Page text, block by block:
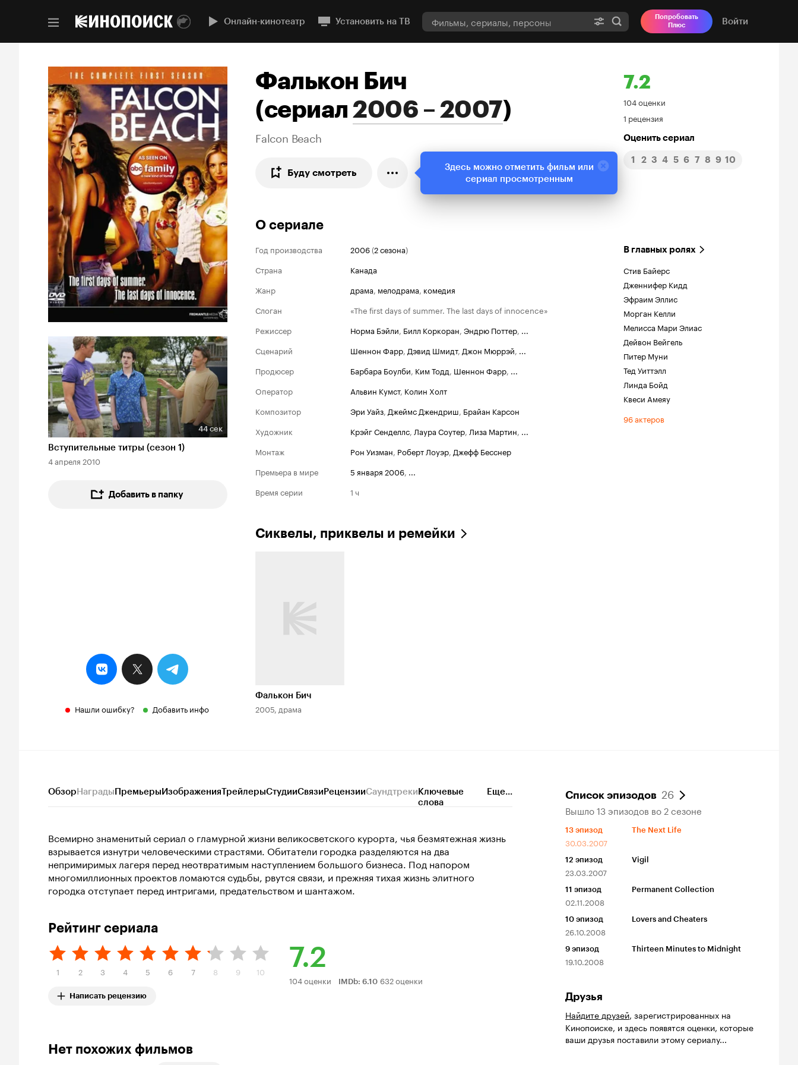
Онлайн-кинотеатр Установить на ТВ
Попробовать
Плюс
Войти
Длительность 44 сек
44 сек
Вступительные титры (сезон 1)
4 апреля 2010
Добавить в папку
Нашли ошибку? Добавить инфо
Фалькон Бич
(сериал2006 – 2007)
Falcon Beach
Буду смотреть
7.2
Рейтинг
Кинопоиска
7.2
104 оценки
1 рецензия
Оценить сериал
1 2 3 4 5 6 7 8 9 10
О сериале
Год производства 2006(2 сезона)
Страна
Канада
Жанр
драма, мелодрама, комедия
Слоган
«The first days of summer. The last days of innocence»
Режиссер
Норма Бэйли, Билл Коркоран, Эндрю Поттер, ...
Сценарий
Шеннон Фарр, Дэвид Шмидт, Джон Мюррэй, ...
Продюсер
Барбара Боулби, Ким Тодд, Шеннон Фарр, ...
Оператор
Альвин Кумст, Колин Холт
Композитор
Эри Уайз, Джеймс Джендриш, Брайан Карсон
Художник
Крэйг Сенделлс, Лаура Соутер, Лиза Мартин, ...
Монтаж
Рон Уизман, Роберт Лоуэр, Джефф Бесснер
Премьера в мире
5 января 2006, ...
Время серии
1 ч
В главных ролях
Стив Байерс
Дженнифер Кидд
Эфраим Эллис
Морган Келли
Мелисса Мари Элиас
Дейвон Вейгель
Питер Муни
Тед Уиттэлл
Линда Бойд
Квеси Амеяу
96 актеров
Сиквелы, приквелы и ремейки
Фалькон Бич
2005, драма
ОбзорНаградыПремьерыИзображенияТрейлерыСтудииСвязиРецензииСаундтрекиКлючевые
слова
Еще...
Всемирно знаменитый сериал о гламурной жизни великосветского курорта, чья безмятежная жизнь
взрывается изнутри человеческими страстями. Обитатели городка разделяются на два
непримиримых лагеря перед неотвратимым наступлением большого бизнеса. Под напором
многомиллионных проектов ломаются судьбы, рвутся связи, и прежняя тихая жизнь элитного
городка отступает перед интригами, предательством и шантажом.
Рейтинг сериала
1 2 3 4 5 6 7 8 9 10
Написать рецензию
7.2
Рейтинг
104 оценки IMDb: 6.10 632 оценки
Нет похожих фильмов
Список эпизодов 26
Вышло 13 эпизодов во 2 сезоне
13 эпизод
30.03.2007
The Next Life
12 эпизод
23.03.2007
Vigil
11 эпизод
02.11.2008
Permanent Collection
10 эпизод
26.10.2008
Lovers and Cheaters
9 эпизод
19.10.2008
Thirteen Minutes to Midnight
Друзья
Найдите друзей, зарегистрированных на
Кинопоиске, и здесь появятся оценки, которые
ваши друзья поставили этому сериалу...
Здесь можно отметить фильм или
сериал просмотренным